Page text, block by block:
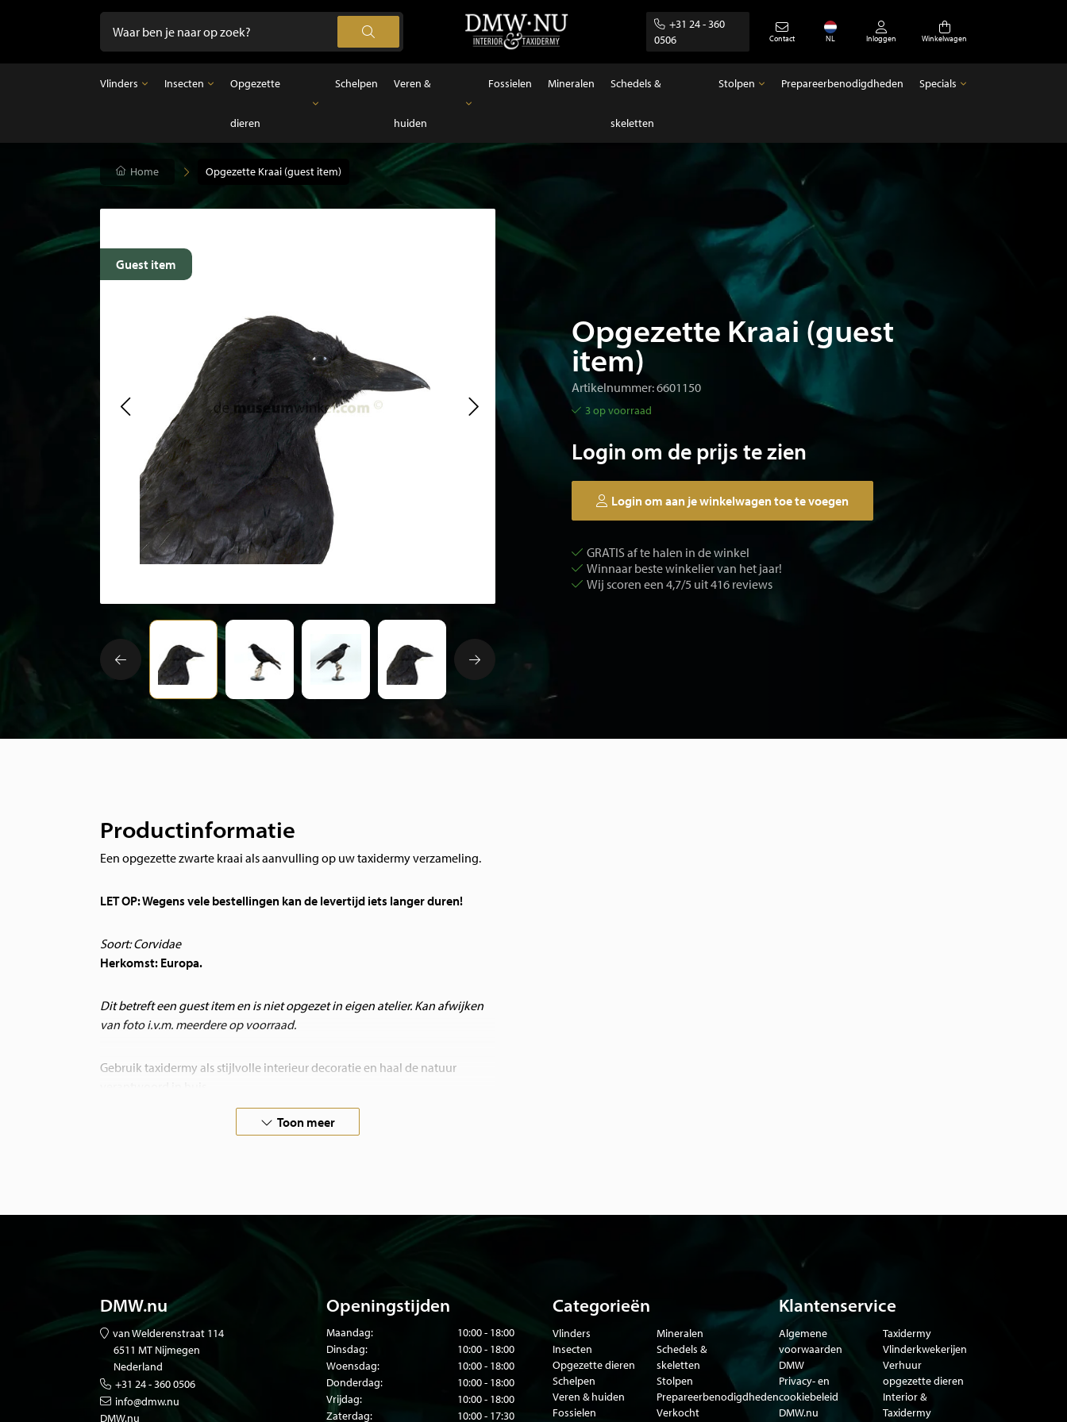
+31 24 - 360
0506
Contact NL Inloggen Winkelwagen
Vlinders
Vlinders in stolp
Insecten
Ongeprepareerde insecten
Opgezette
dieren
Opgezette vogels
Opgezette zoogdieren
Opgezette vissen
Schelpen Veren &
huiden
Veren
Fossielen Mineralen Schedels &
skeletten
Stolpen
Lege stolpen
Prepareerbenodigdheden Specials
Home Opgezette Kraai (guest item)
Guest item
Opgezette Kraai (guest
item)
Artikelnummer: 6601150
3 op voorraad
Login om de prijs te zien
Login om aan je winkelwagen toe te voegen
GRATIS af te halen in de winkel
Winnaar beste winkelier van het jaar!
Wij scoren een 4,7/5 uit 416 reviews
Productinformatie
Een opgezette zwarte kraai als aanvulling op uw taxidermy verzameling.
LET OP: Wegens vele bestellingen kan de levertijd iets langer duren!
Soort: Corvidae
Herkomst: Europa.
Dit betreft een guest item en is niet opgezet in eigen atelier. Kan afwijken
van foto i.v.m. meerdere op voorraad.
Gebruik taxidermy als stijlvolle interieur decoratie en haal de natuur
Bent u op zoek naar een opgezette vogel die niet op de webshop staat,
Toon meer
DMW.nu
van Welderenstraat 114
6511 MT Nijmegen
Nederland
+31 24 - 360 0506
info@dmw.nu
DMW.nu
Openingstijden
Maandag:
10:00 - 18:00
Dinsdag:
10:00 - 18:00
Woensdag:
10:00 - 18:00
Donderdag:
10:00 - 18:00
Vrijdag:
10:00 - 18:00
Zaterdag:
10:00 - 17:30
Categorieën
Vlinders
Insecten
Opgezette dieren
Schelpen
Veren & huiden
Fossielen
Mineralen
Schedels &
skeletten
Stolpen
Prepareerbenodigdheden
Verkocht
Klantenservice
Algemene
voorwaarden
DMW
Privacy- en
cookiebeleid
DMW.nu
Taxidermy
Vlinderkwekerijen
Verhuur
opgezette dieren
Interior &
Taxidermy